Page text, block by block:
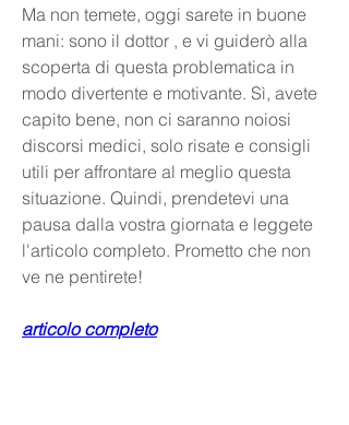
Ma non temete, oggi sarete in buone
mani: sono il dottor , e vi guiderò alla
scoperta di questa problematica in
modo divertente e motivante. Sì, avete
capito bene, non ci saranno noiosi
discorsi medici, solo risate e consigli
utili per affrontare al meglio questa
situazione. Quindi, prendetevi una
pausa dalla vostra giornata e leggete
l'articolo completo. Prometto che non
ve ne pentirete!
articolo completo